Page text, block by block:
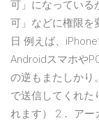
可」になっている
可」などに権限を
日 例えば、
Androidスマホや
の逆もまたしかり
で送信してくれた
れます） 2． アー